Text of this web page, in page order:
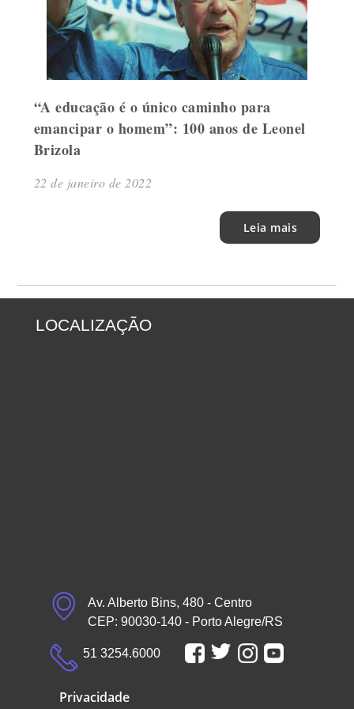
“A educação é o único caminho para
emancipar o homem”: 100 anos de Leonel
Brizola
22 de janeiro de 2022
Leia mais
LOCALIZAÇÃO
Av. Alberto Bins, 480 - Centro
CEP: 90030-140 - Porto Alegre/RS
51 3254.6000
Privacidade